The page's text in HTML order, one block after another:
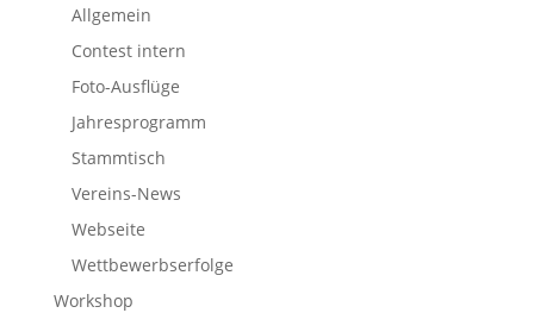
Allgemein
Contest intern
Foto-Ausflüge
Jahresprogramm
Stammtisch
Vereins-News
Webseite
Wettbewerbserfolge
Workshop